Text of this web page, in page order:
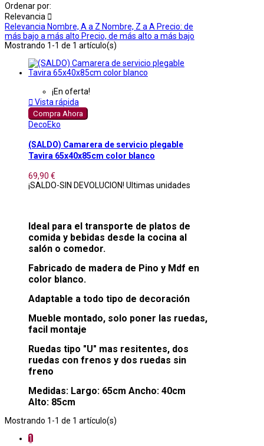
Ordenar por:
Relevancia 
Relevancia Nombre, A a Z Nombre, Z a A Precio: de
más bajo a más alto Precio, de más alto a más bajo
Mostrando 1-1 de 1 artículo(s)
¡En oferta!
 Vista rápida
Compra Ahora
DecoEko
(SALDO) Camarera de servicio plegable
Tavira 65x40x85cm color blanco
69,90 €
¡SALDO-SIN DEVOLUCION! Ultimas unidades
Ideal para el transporte de platos de
comida y bebidas desde la cocina al
salón o comedor.
Fabricado de madera de Pino y Mdf en
color blanco.
Adaptable a todo tipo de decoración
Mueble montado, solo poner las ruedas,
facil montaje
Ruedas tipo "U" mas resitentes, dos
ruedas con frenos y dos ruedas sin
freno
Medidas: Largo: 65cm Ancho: 40cm
Alto: 85cm
Mostrando 1-1 de 1 artículo(s)
1